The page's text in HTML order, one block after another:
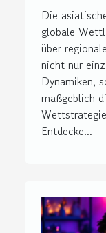
Die
globale
über
nicht nur
Dynamiken,
maßgeblich
Entdecke...